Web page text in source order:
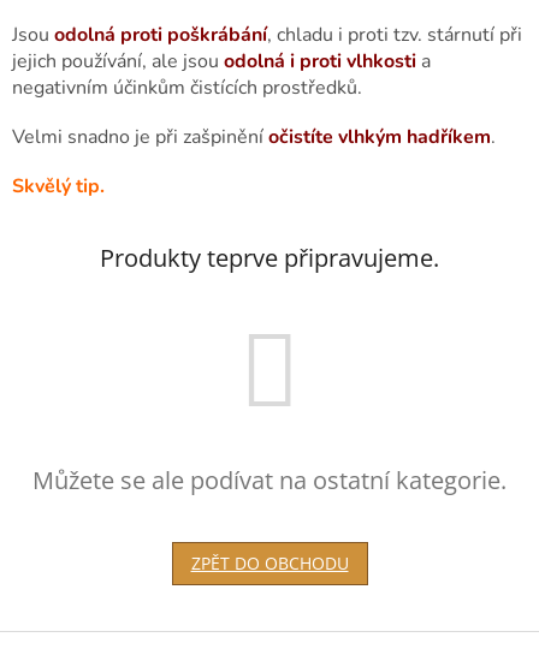
Jsou odolná proti poškrábání, chladu i proti tzv. stárnutí při
jejich používání, ale jsou odolná i proti vlhkosti a
negativním účinkům čistících prostředků.
Velmi snadno je při zašpiněníočistíte vlhkým hadříkem.
Skvělý tip.
Produkty teprve připravujeme.
Můžete se ale podívat na ostatní kategorie.
ZPĚT DO OBCHODU
Z